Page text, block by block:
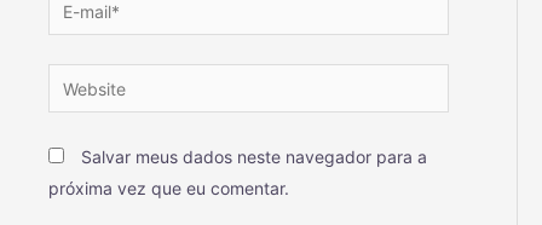
Salvar meus dados neste navegador para a
próxima vez que eu comentar.